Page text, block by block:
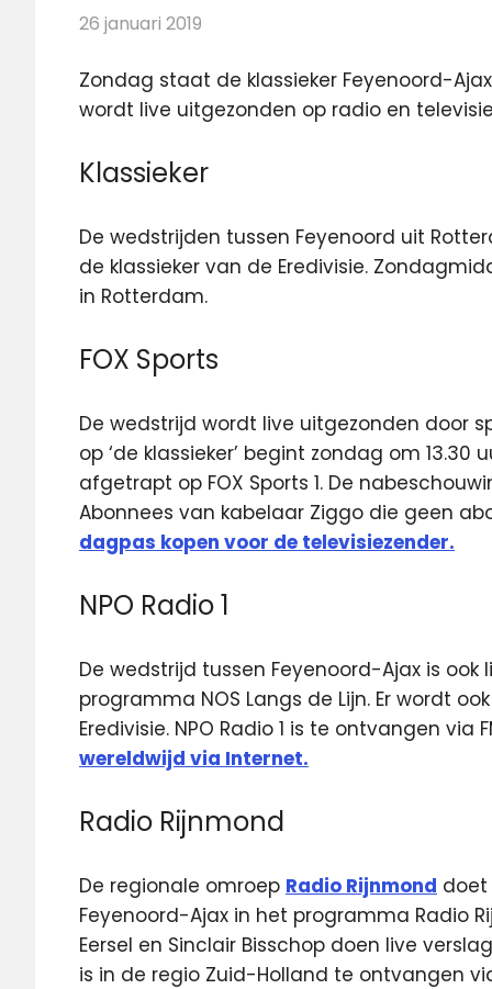
26 januari 2019
Zondag staat de klassieker Feyenoord-
wordt live uitgezonden op radio en
Klassieker
De wedstrijden tussen Feyenoord uit
de klassieker van de Eredivisie.
in Rotterdam.
FOX Sports
De wedstrijd wordt live uitgezonden door
op ‘de klassieker’ begint zondag om 13.30
afgetrapt op FOX Sports 1. De
Abonnees van kabelaar Ziggo die geen
dagpas kopen voor de televisiezender.
NPO Radio 1
De wedstrijd tussen Feyenoord-Ajax is ook
programma NOS Langs de Lijn. Er wordt
Eredivisie. NPO Radio 1 is te ontvangen via
wereldwijd via Internet.
Radio Rijnmond
De regionale omroep Radio Rijnmond doet
Feyenoord-Ajax in het programma Radio
Eersel en Sinclair Bisschop doen live
is in de regio Zuid-Holland te ontvangen